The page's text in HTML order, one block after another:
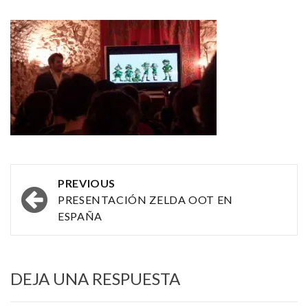
Post
navigation
PREVIOUS
PRESENTACIÓN ZELDA OOT EN
ESPAÑA
DEJA UNA RESPUESTA